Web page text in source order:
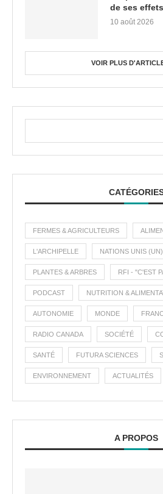
de ses
10 août 2026
VOIR PLUS
FERMES & AGRICULTEURS
L'ARCHIPELLE NATIONS UNIS (UN)
PLANTES & ARBRES RFI - "C'EST
PODCAST NUTRITION &
AUTONOMIE MONDE
RADIO CANADA SOCIÉTÉ
SANTÉ FUTURA SCIENCES
ENVIRONNEMENT ACTUALITÉS
A PROPOS